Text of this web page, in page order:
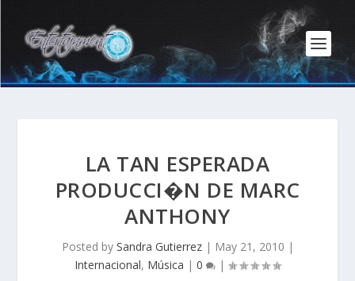
LA TAN ESPERADA
PRODUCCI�N DE MARC
ANTHONY
Posted by Sandra Gutierrez| May 21, 2010 |
Internacional, Música | 0 |